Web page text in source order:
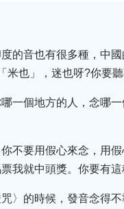
的音也有很多種，中
米也」，迷也呀?你要
一個地方的人，念哪
不要用假心來念，用
我就中頭獎。你要有
〉的時候，發音念得